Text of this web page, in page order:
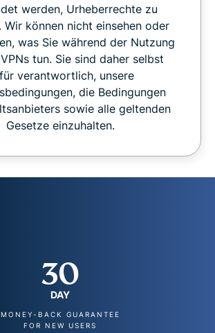
werden, Urheberrechte zu
Wir können nicht einsehen oder
was Sie während der Nutzung
tun. Sie sind daher selbst
verantwortlich, unsere
die Bedingungen
sowie alle geltenden
Gesetze einzuhalten.
30
DAY
MONEY-BACK GUARANTEE
FOR NEW USERS